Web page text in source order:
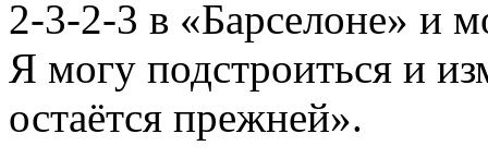
2-3-2-3 в «Барселоне» и
Я могу подстроиться и
остаётся прежней».